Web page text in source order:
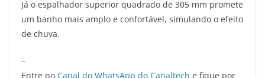
Já o espalhador superior quadrado de 305 mm promete
um banho mais amplo e confortável, simulando o efeito
de chuva.
–
Entre no Canal do WhatsApp do Canaltech e fique por